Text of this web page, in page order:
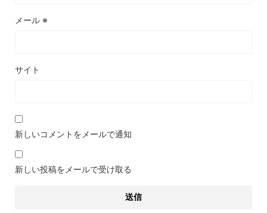
メール ※
サイト
新しいコメントをメールで通知
新しい投稿をメールで受け取る